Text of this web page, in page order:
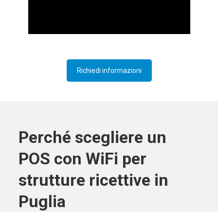
Richiedi informazioni
Perché scegliere un
POS con WiFi per
strutture ricettive in
Puglia